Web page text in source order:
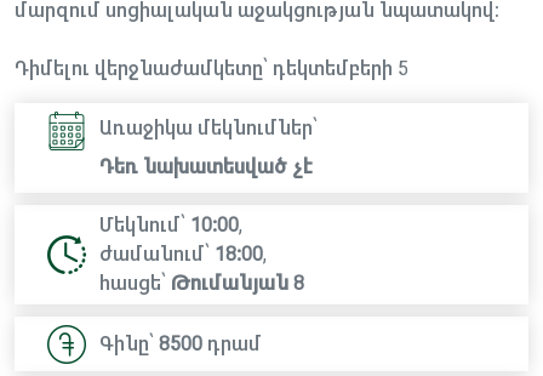
մարզում սոցիալական աջակցության նպատակով։
Դիմելու վերջնաժամկետը՝ դեկտեմբերի 5
Առաջիկա մեկնումներ՝
Դեռ նախատեսված չէ
Մեկնում՝ 10:00,
ժամանում՝ 18:00,
հասցե՝ Թումանյան 8
Գինը՝ 8500 դրամ